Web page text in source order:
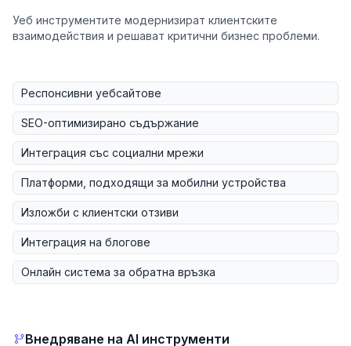
Уеб инструментите модернизират клиентските
взаимодействия и решават критични бизнес проблеми.
Респонсивни уебсайтове
SEO-оптимизирано съдържание
Интеграция със социални мрежи
Платформи, подходящи за мобилни устройства
Изложби с клиентски отзиви
Интеграция на блогове
Онлайн система за обратна връзка
Внедряване на AI инструменти